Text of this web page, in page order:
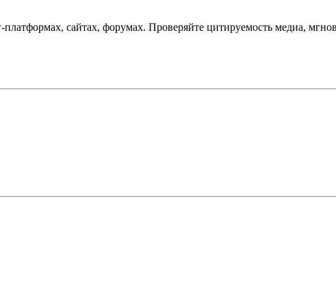
сайтах, форумах. Проверяйте цитируемость медиа,